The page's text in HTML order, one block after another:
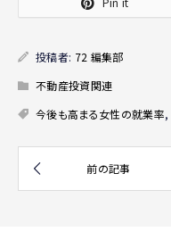
投稿者: 72 編集部
不動産投資関連
今後も高まる女性の就業率,